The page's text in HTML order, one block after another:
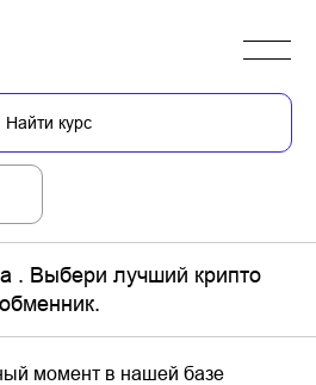
Найти курс
. Выбери лучший крипто
обменник.
момент в нашей базе